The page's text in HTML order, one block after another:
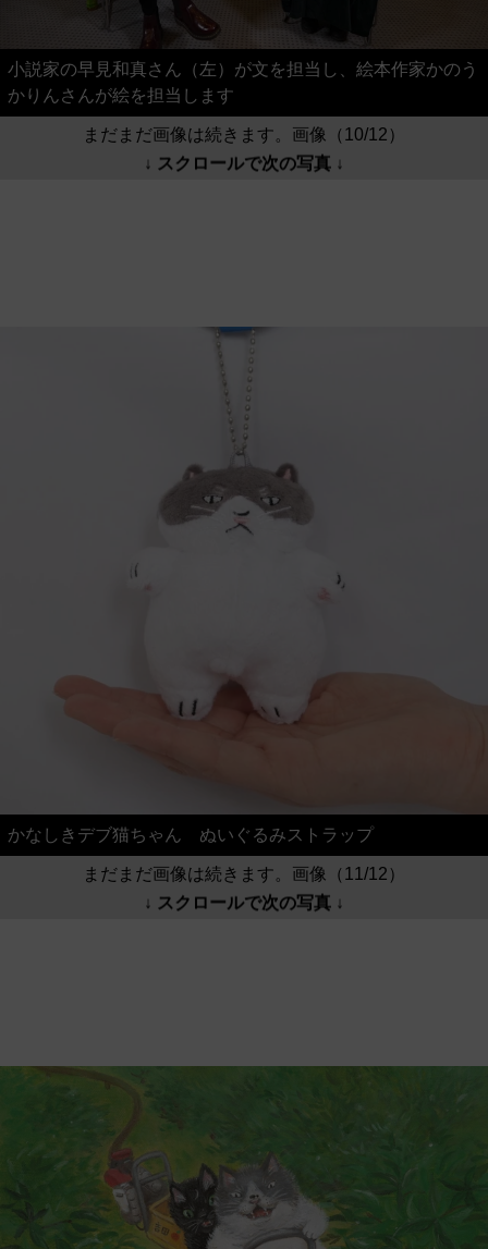
小説家の早見和真さん（左）が文を担当し、絵本作家かのう
かりんさんが絵を担当します
まだまだ画像は続きます。画像（10/12）
↓ スクロールで次の写真 ↓
かなしきデブ猫ちゃん ぬいぐるみストラップ
まだまだ画像は続きます。画像（11/12）
↓ スクロールで次の写真 ↓